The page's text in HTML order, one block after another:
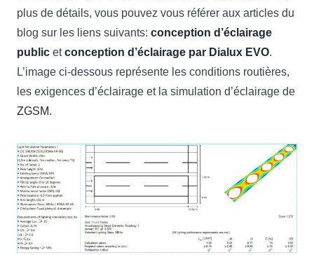
plus de détails, vous pouvez vous référer aux articles du
blog sur les liens suivants: conception d’éclairage
public etconception d’éclairage par Dialux EVO.
L’image ci-dessous représente les conditions routières,
les exigences d’éclairage et la simulation d’éclairage de
ZGSM.